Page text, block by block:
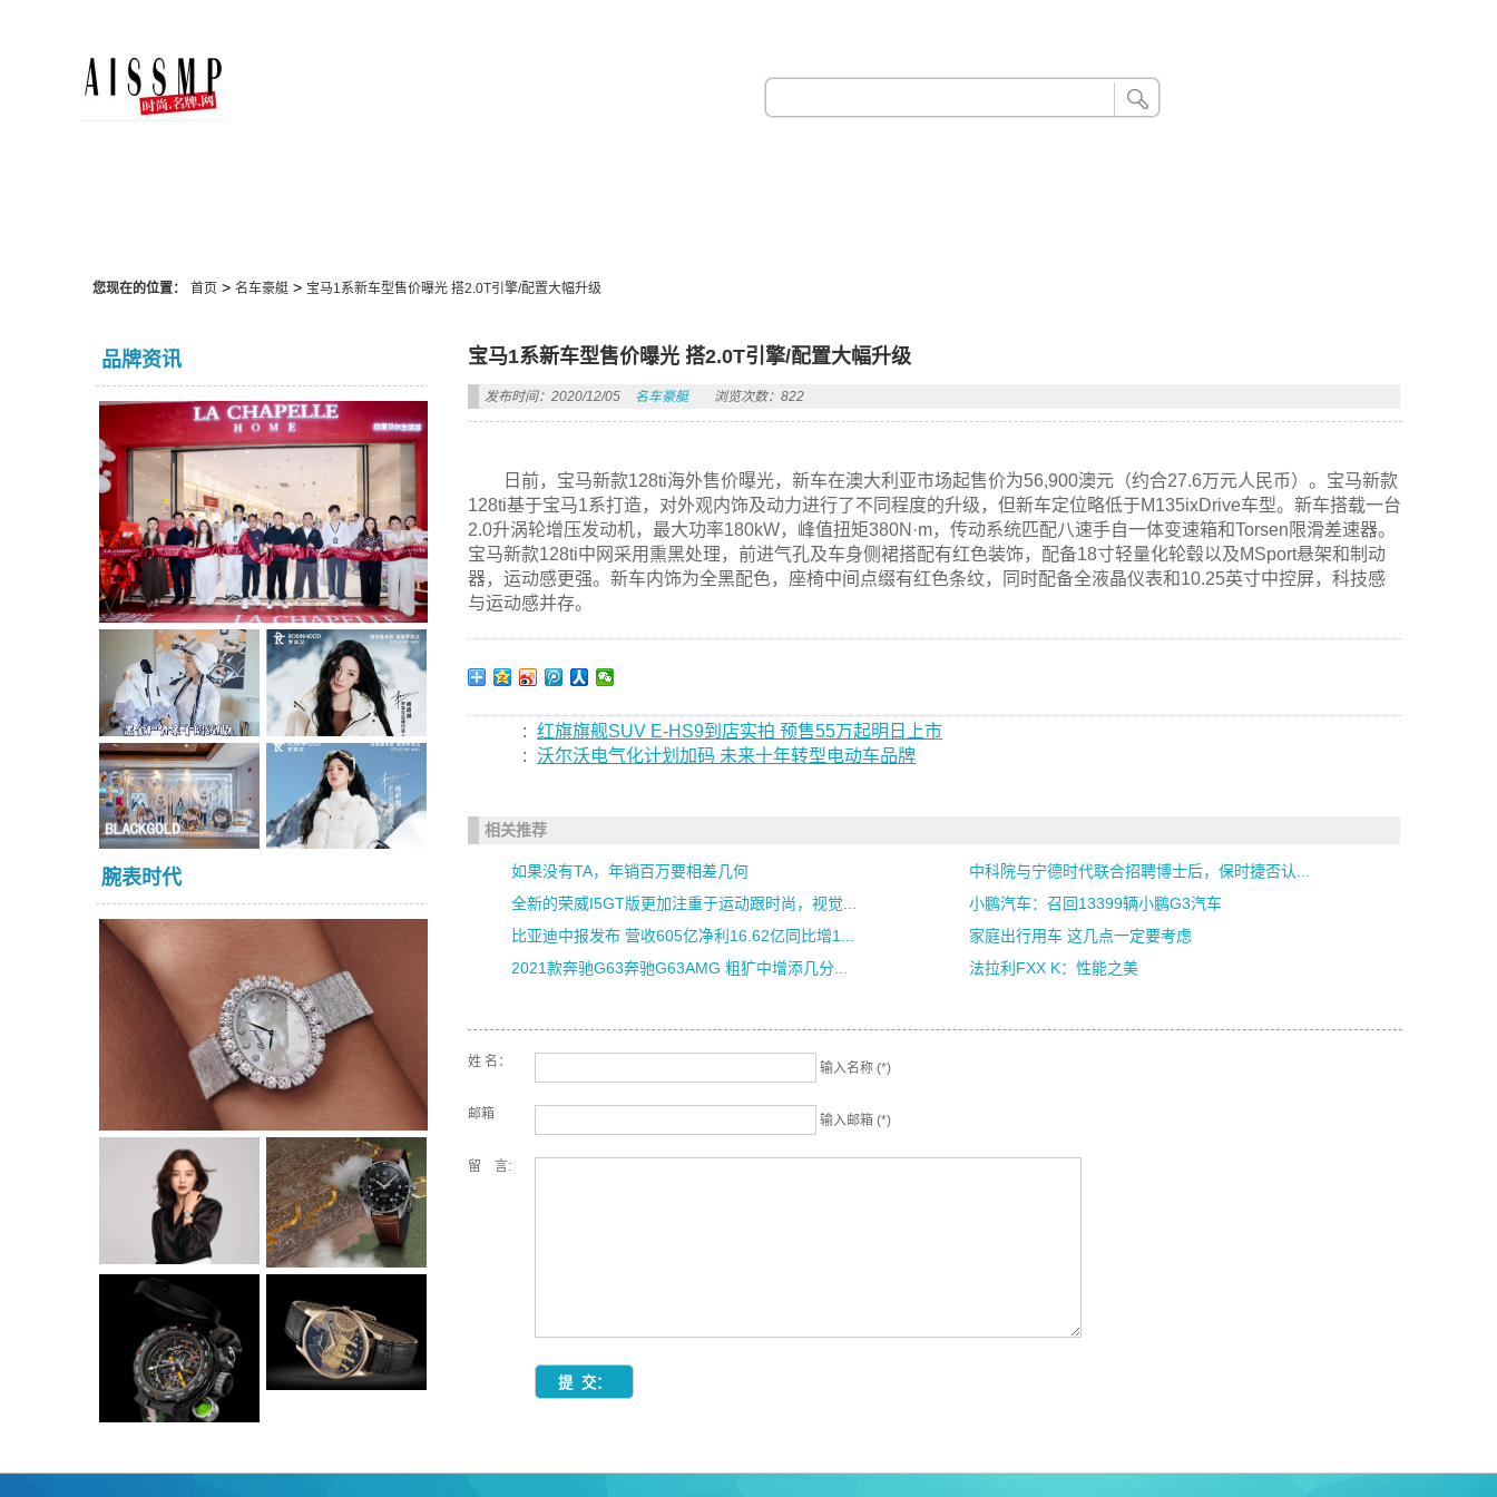
您现在的位置： 首页> 名车豪艇> 宝马1系新车型售价曝光 搭2.0T引擎/配置大幅升级
品牌资讯
腕表时代
宝马1系新车型售价曝光 搭2.0T引擎/配置大幅升级
发布时间：2020/12/05 名车豪艇 浏览次数：822
日前，宝马新款128ti海外售价曝光，新车在澳大利亚市场起售价为56,900澳元（约合27.6万元人民币）。宝马新款
128ti基于宝马1系打造，对外观内饰及动力进行了不同程度的升级，但新车定位略低于M135ixDrive车型。新车搭载一台
2.0升涡轮增压发动机，最大功率180kW，峰值扭矩380N·m，传动系统匹配八速手自一体变速箱和Torsen限滑差速器。
宝马新款128ti中网采用熏黑处理，前进气孔及车身侧裙搭配有红色装饰，配备18寸轻量化轮毂以及MSport悬架和制动
器，运动感更强。新车内饰为全黑配色，座椅中间点缀有红色条纹，同时配备全液晶仪表和10.25英寸中控屏，科技感
与运动感并存。
:
红旗旗舰SUV E-HS9到店实拍 预售55万起明日上市
:
沃尔沃电气化计划加码 未来十年转型电动车品牌
相关推荐
如果没有TA，年销百万要相差几何
中科院与宁德时代联合招聘博士后，保时捷否认...
全新的荣威I5GT版更加注重于运动跟时尚，视觉...
小鹏汽车：召回13399辆小鹏G3汽车
比亚迪中报发布 营收605亿净利16.62亿同比增1...
家庭出行用车 这几点一定要考虑
2021款奔驰G63奔驰G63AMG 粗犷中增添几分...
法拉利FXX K：性能之美
姓 名： 输入名称 (*)
邮箱 输入邮箱 (*)
留 言: